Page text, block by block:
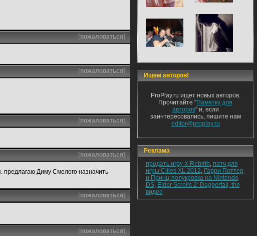
[пожаловаться]
[пожаловаться]
[пожаловаться]
[пожаловаться]
предлагаю Диму Смелого назначить
[пожаловаться]
[пожаловаться]
Ищем авторов!
ProPlay.ru ищет новых авторов.
Прочитайте "Памятку для
авторов" и, если
заинтересовались, пишите нам
editor@proplay.ru
Реклама
продать игру X Rebirth, патч для
игры Cities XL 2012, Гарри Поттер
и Принц-полукровка на Nintendo
DS, Elder Scrolls 2: Daggerfall, the
видео